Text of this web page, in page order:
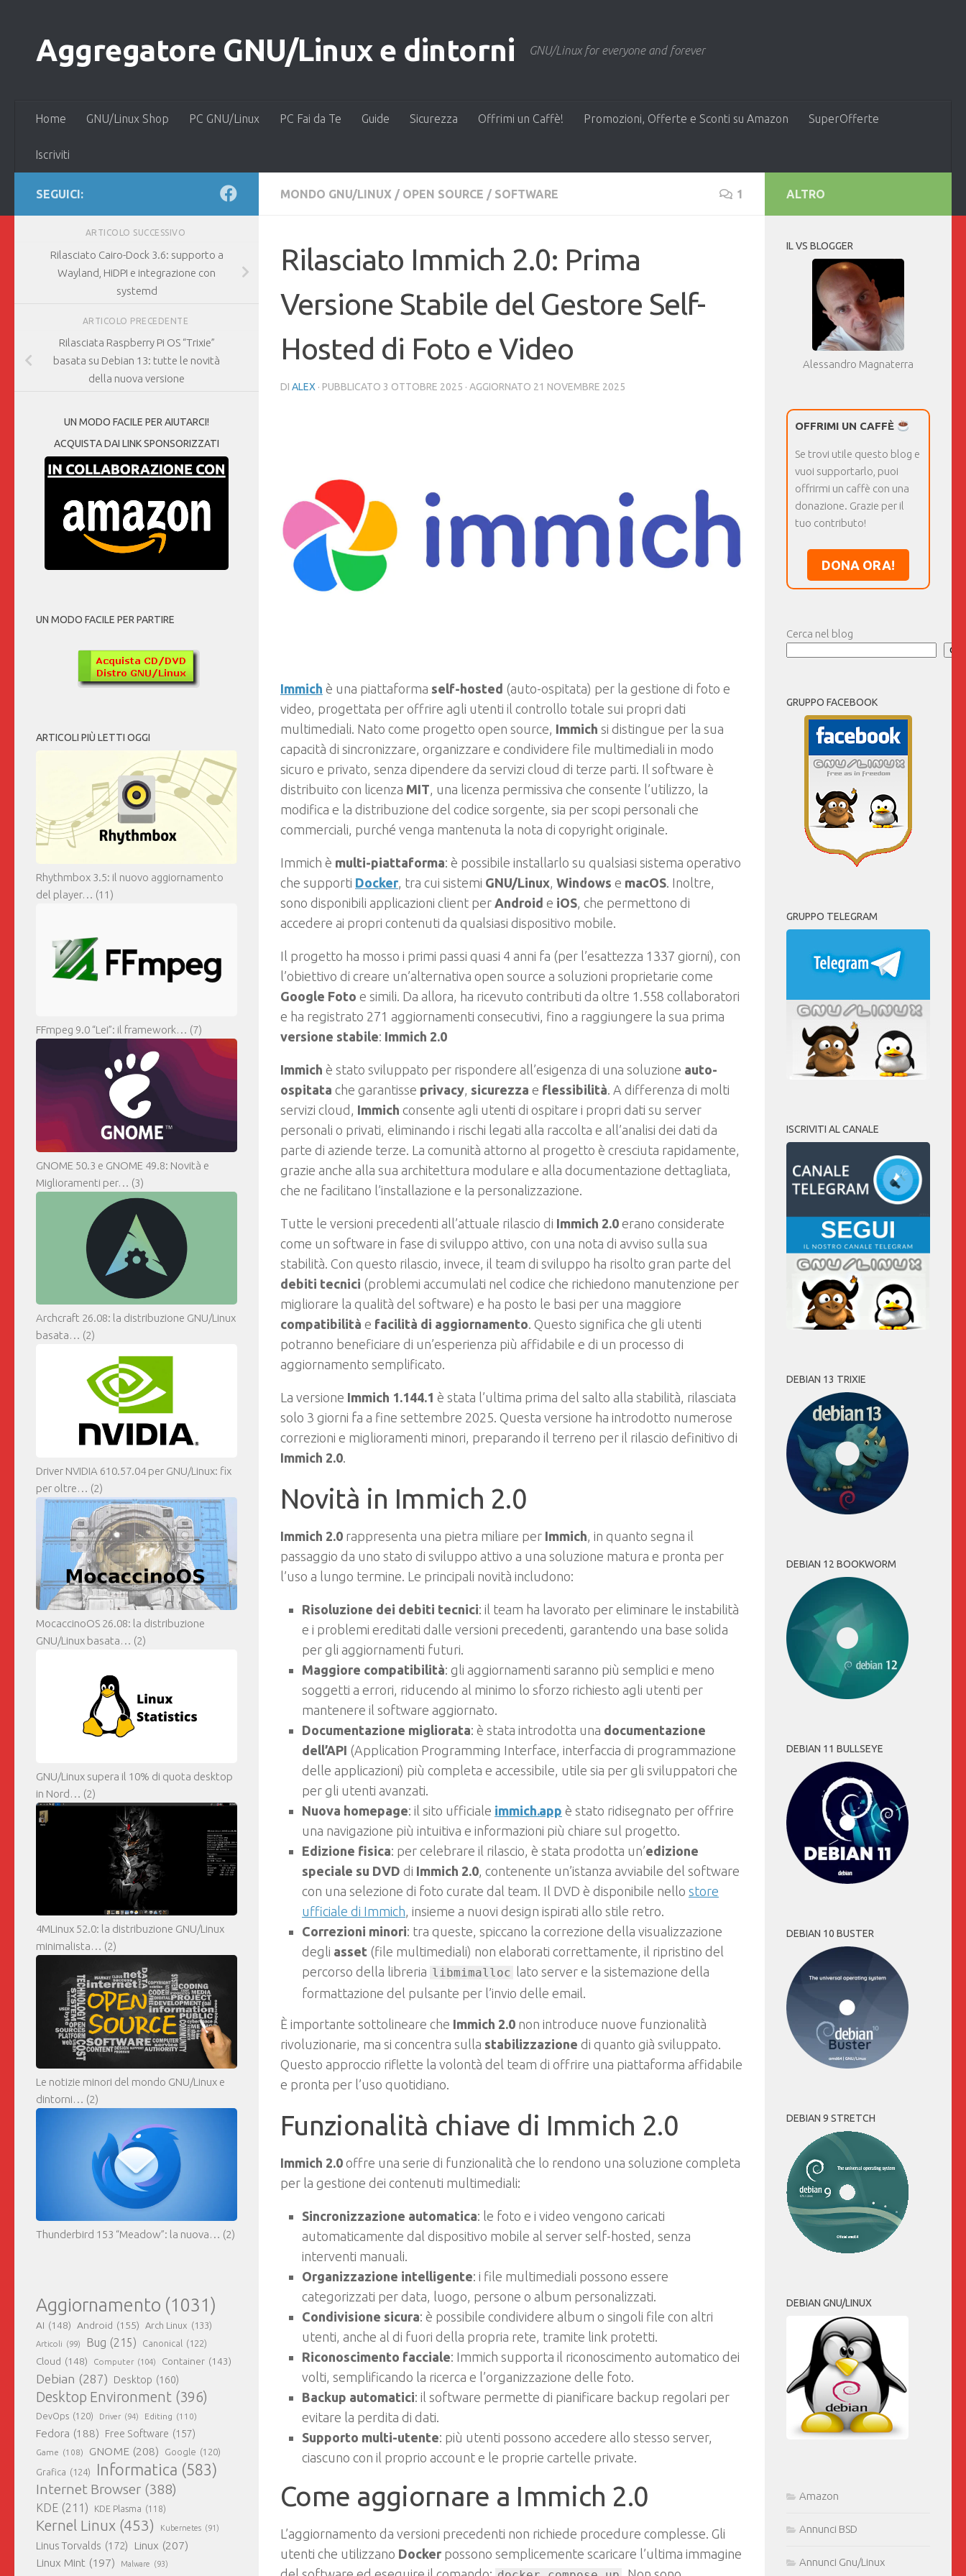
Aggregatore GNU/Linux e dintorni GNU/Linux for everyone and forever
Home GNU/Linux Shop PC GNU/Linux PC Fai da Te Guide Sicurezza Offrimi un Caffè! Promozioni, Offerte e Sconti su Amazon SuperOfferte
Iscriviti
MONDO GNU/LINUX / OPEN SOURCE / SOFTWARE 1
Rilasciato Immich 2.0: Prima
Versione Stabile del Gestore Self-
Hosted di Foto e Video
DI ALEX · PUBBLICATO 3 OTTOBRE 2025 · AGGIORNATO 21 NOVEMBRE 2025
Immich è una piattaforma self-hosted (auto-ospitata) per la gestione di foto e
video, progettata per offrire agli utenti il controllo totale sui propri dati
multimediali. Nato come progetto open source, Immich si distingue per la sua
capacità di sincronizzare, organizzare e condividere file multimediali in modo
sicuro e privato, senza dipendere da servizi cloud di terze parti. Il software è
distribuito con licenza MIT, una licenza permissiva che consente l’utilizzo, la
modifica e la distribuzione del codice sorgente, sia per scopi personali che
commerciali, purché venga mantenuta la nota di copyright originale.
Immich è multi-piattaforma: è possibile installarlo su qualsiasi sistema operativo
che supporti Docker, tra cui sistemi GNU/Linux, Windows e macOS. Inoltre,
sono disponibili applicazioni client per Android e iOS, che permettono di
accedere ai propri contenuti da qualsiasi dispositivo mobile.
Il progetto ha mosso i primi passi quasi 4 anni fa (per l’esattezza 1337 giorni), con
l’obiettivo di creare un’alternativa open source a soluzioni proprietarie come
Google Foto e simili. Da allora, ha ricevuto contributi da oltre 1.558 collaboratori
e ha registrato 271 aggiornamenti consecutivi, fino a raggiungere la sua prima
versione stabile: Immich 2.0
Immich è stato sviluppato per rispondere all’esigenza di una soluzione auto-
ospitata che garantisse privacy, sicurezza e flessibilità. A differenza di molti
servizi cloud, Immich consente agli utenti di ospitare i propri dati su server
personali o privati, eliminando i rischi legati alla raccolta e all’analisi dei dati da
parte di aziende terze. La comunità attorno al progetto è cresciuta rapidamente,
grazie anche alla sua architettura modulare e alla documentazione dettagliata,
che ne facilitano l’installazione e la personalizzazione.
Tutte le versioni precedenti all’attuale rilascio di Immich 2.0 erano considerate
come un software in fase di sviluppo attivo, con una nota di avviso sulla sua
stabilità. Con questo rilascio, invece, il team di sviluppo ha risolto gran parte del
debiti tecnici (problemi accumulati nel codice che richiedono manutenzione per
migliorare la qualità del software) e ha posto le basi per una maggiore
compatibilità e facilità di aggiornamento. Questo significa che gli utenti
potranno beneficiare di un’esperienza più affidabile e di un processo di
aggiornamento semplificato.
La versione Immich 1.144.1 è stata l’ultima prima del salto alla stabilità, rilasciata
solo 3 giorni fa a fine settembre 2025. Questa versione ha introdotto numerose
correzioni e miglioramenti minori, preparando il terreno per il rilascio definitivo di
Immich 2.0.
Novità in Immich 2.0
Immich 2.0 rappresenta una pietra miliare per Immich, in quanto segna il
passaggio da uno stato di sviluppo attivo a una soluzione matura e pronta per
l’uso a lungo termine. Le principali novità includono:
Risoluzione dei debiti tecnici: il team ha lavorato per eliminare le instabilità
e i problemi ereditati dalle versioni precedenti, garantendo una base solida
per gli aggiornamenti futuri.
Maggiore compatibilità: gli aggiornamenti saranno più semplici e meno
soggetti a errori, riducendo al minimo lo sforzo richiesto agli utenti per
mantenere il software aggiornato.
Documentazione migliorata: è stata introdotta una documentazione
dell’API (Application Programming Interface, interfaccia di programmazione
delle applicazioni) più completa e accessibile, utile sia per gli sviluppatori che
per gli utenti avanzati.
Nuova homepage: il sito ufficiale immich.app è stato ridisegnato per offrire
una navigazione più intuitiva e informazioni più chiare sul progetto.
Edizione fisica: per celebrare il rilascio, è stata prodotta un’edizione
speciale su DVD di Immich 2.0, contenente un’istanza avviabile del software
con una selezione di foto curate dal team. Il DVD è disponibile nello store
ufficiale di Immich, insieme a nuovi design ispirati allo stile retro.
Correzioni minori: tra queste, spiccano la correzione della visualizzazione
degli asset (file multimediali) non elaborati correttamente, il ripristino del
percorso della libreria libmimalloc lato server e la sistemazione della
formattazione del pulsante per l’invio delle email.
È importante sottolineare che Immich 2.0 non introduce nuove funzionalità
rivoluzionarie, ma si concentra sulla stabilizzazione di quanto già sviluppato.
Questo approccio riflette la volontà del team di offrire una piattaforma affidabile
e pronta per l’uso quotidiano.
Funzionalità chiave di Immich 2.0
Immich 2.0 offre una serie di funzionalità che lo rendono una soluzione completa
per la gestione dei contenuti multimediali:
Sincronizzazione automatica: le foto e i video vengono caricati
automaticamente dal dispositivo mobile al server self-hosted, senza
interventi manuali.
Organizzazione intelligente: i file multimediali possono essere
categorizzati per data, luogo, persone o album personalizzati.
Condivisione sicura: è possibile condividere album o singoli file con altri
utenti, anche al di fuori della propria rete, tramite link protetti.
Riconoscimento facciale: Immich supporta il riconoscimento automatico dei
volti, semplificando la ricerca e l’organizzazione delle foto.
Backup automatici: il software permette di pianificare backup regolari per
evitare la perdita di dati.
Supporto multi-utente: più utenti possono accedere allo stesso server,
ciascuno con il proprio account e le proprie cartelle private.
Come aggiornare a Immich 2.0
L’aggiornamento da versioni precedenti non richiede procedure complesse. Gli
utenti che utilizzano Docker possono semplicemente scaricare l’ultima immagine
SEGUICI:
ARTICOLO SUCCESSIVO
Rilasciato Cairo-Dock 3.6: supporto a
Wayland, HiDPI e integrazione con
systemd
ARTICOLO PRECEDENTE
Rilasciata Raspberry Pi OS “Trixie”
basata su Debian 13: tutte le novità
della nuova versione
UN MODO FACILE PER AIUTARCI!
ACQUISTA DAI LINK SPONSORIZZATI
UN MODO FACILE PER PARTIRE
ARTICOLI PIÙ LETTI OGGI
Rhythmbox 3.5: il nuovo aggiornamento
del player… (11)
FFmpeg 9.0 “Lei”: il framework… (7)
GNOME 50.3 e GNOME 49.8: Novità e
Miglioramenti per… (3)
Archcraft 26.08: la distribuzione GNU/Linux
basata… (2)
Driver NVIDIA 610.57.04 per GNU/Linux: fix
per oltre… (2)
MocaccinoOS 26.08: la distribuzione
GNU/Linux basata… (2)
GNU/Linux supera il 10% di quota desktop
in Nord… (2)
4MLinux 52.0: la distribuzione GNU/Linux
minimalista… (2)
Le notizie minori del mondo GNU/Linux e
dintorni… (2)
Thunderbird 153 “Meadow”: la nuova… (2)
Aggiornamento (1031)
AI (148) Android (155) Arch Linux (133)
Articoli (99) Bug (215) Canonical (122)
Cloud (148) Computer (104) Container (143)
Debian (287) Desktop (160)
Desktop Environment (396)
DevOps (120) Driver (94) Editing (110)
Fedora (188) Free Software (157)
Game (108) GNOME (208) Google (120)
Grafica (124) Informatica (583)
Internet Browser (388)
KDE (211) KDE Plasma (118)
Kernel Linux (453) Kubernetes (91)
Linus Torvalds (172) Linux (207)
Linux Mint (197) Malware (93)
ALTRO
IL VS BLOGGER
Alessandro Magnaterra
OFFRIMI UN CAFFÈ
Se trovi utile questo blog e
vuoi supportarlo, puoi
offrirmi un caffè con una
donazione. Grazie per il
tuo contributo!
DONA ORA!
Cerca nel blog
GRUPPO FACEBOOK
GRUPPO TELEGRAM
ISCRIVITI AL CANALE
DEBIAN 13 TRIXIE
DEBIAN 12 BOOKWORM
DEBIAN 11 BULLSEYE
DEBIAN 10 BUSTER
DEBIAN 9 STRETCH
DEBIAN GNU/LINUX
Amazon
Annunci BSD
Annunci Gnu/Linux